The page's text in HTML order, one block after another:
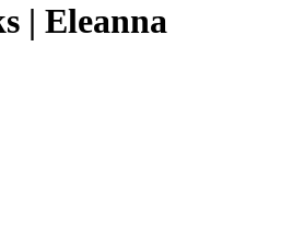
| Eleanna